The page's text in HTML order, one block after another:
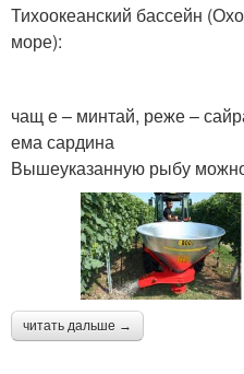
Тихоокеанский бассейн
море):
чащ е – минтай, реже –
ема сардина
Вышеуказанную рыбу
читать дальше →